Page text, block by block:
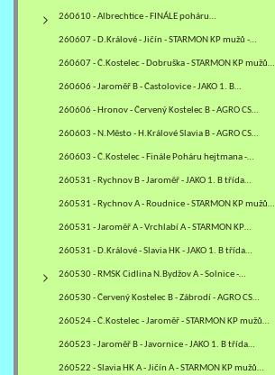
260610 - Albrechtice - FINÁLE poháru…
260607 - D.Králové - Jičín - STARMON KP mužů -…
260607 - Č.Kostelec - Dobruška - STARMON KP mužů…
260606 - Jaroměř B - Častolovice - JAKO 1. B…
260606 - Hronov - Červený Kostelec B - AGRO CS…
260603 - N.Město - H.Králové Slavia B - AGRO CS…
260603 - Č.Kostelec - Finále Poháru hejtmana -…
260531 - Rychnov B - Jaroměř - JAKO 1. B třída…
260531 - Rychnov A - Roudnice - STARMON KP mužů…
260531 - Jaroměř A - Vrchlabí A - STARMON KP…
260531 - D.Králové - Slavia HK - JAKO 1. B třída…
260530 - RMSK Cidlina N.Bydžov A - Solnice -…
260530 - Červený Kostelec B - Zábrodí - AGRO CS…
260524 - Č.Kostelec - Jaroměř - STARMON KP mužů…
260523 - Jaroměř B - Javornice - JAKO 1. B třída…
260522 - Slavia HK A - Jičín A - STARMON KP mužů…